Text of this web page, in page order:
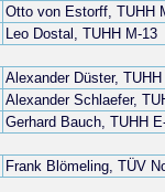
Otto von Estorff, TUHH
Leo Dostal, TUHH M-13
Alexander Düster,
Alexander Schlaefer,
Gerhard Bauch, TUHH
Frank Blömeling, TÜV